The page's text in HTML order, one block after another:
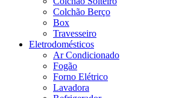
Colchão Berço
Box
Travesseiro
Eletrodomésticos
Ar Condicionado
Fogão
Forno Elétrico
Lavadora